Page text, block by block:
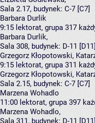
Sala 2.17, budynek: C-7 [C7]
Barbara Durlik
9:15 lektorat, grupa 317
Barbara Durlik,
Sala 308, budynek: D-11 [D11]
Grzegorz Kłopotowski,
9:15 lektorat, grupa 311
Grzegorz Kłopotowski,
Sala 2.15, budynek: C-7 [C7]
Marzena Wohadlo
11:00 lektorat, grupa 397
Marzena Wohadlo,
Sala 311, budynek: D-11 [D11]